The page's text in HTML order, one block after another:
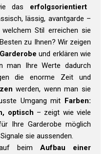
das erfolgsorientiert
lässig, avantgarde –
Stil erreichen sie
zu Ihnen? Wir zeigen
und erklären wie
man Ihre Werte dadurch
die enorme Zeit und
werden, wenn man sie
Umgang mit Farben:
optisch – zeigt wie viele
Ihre Garderobe möglich
sie aussenden.
beim Aufbau einer